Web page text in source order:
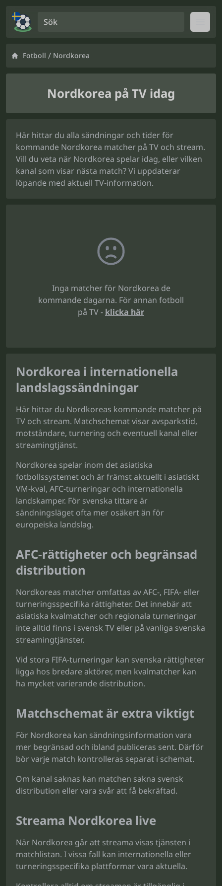
Fotboll / Nordkorea
Nordkorea på TV idag
Här hittar du alla sändningar och tider för
kommande Nordkorea matcher på TV och stream.
Vill du veta när Nordkorea spelar idag, eller vilken
kanal som visar nästa match? Vi uppdaterar
löpande med aktuell TV-information.
Inga matcher för Nordkorea de
kommande dagarna. För annan fotboll
på TV - klicka här
Nordkorea i internationella
landslagssändningar
Här hittar du Nordkoreas kommande matcher på
TV och stream. Matchschemat visar avsparkstid,
motståndare, turnering och eventuell kanal eller
streamingtjänst.
Nordkorea spelar inom det asiatiska
fotbollssystemet och är främst aktuellt i asiatiskt
VM-kval, AFC-turneringar och internationella
landskamper. För svenska tittare är
sändningsläget ofta mer osäkert än för
europeiska landslag.
AFC-rättigheter och begränsad
distribution
Nordkoreas matcher omfattas av AFC-, FIFA- eller
turneringsspecifika rättigheter. Det innebär att
asiatiska kvalmatcher och regionala turneringar
inte alltid finns i svensk TV eller på vanliga svenska
streamingtjänster.
Vid stora FIFA-turneringar kan svenska rättigheter
ligga hos bredare aktörer, men kvalmatcher kan
ha mycket varierande distribution.
Matchschemat är extra viktigt
För Nordkorea kan sändningsinformation vara
mer begränsad och ibland publiceras sent. Därför
bör varje match kontrolleras separat i schemat.
Om kanal saknas kan matchen sakna svensk
distribution eller vara svår att få bekräftad.
Streama Nordkorea live
När Nordkorea går att streama visas tjänsten i
matchlistan. I vissa fall kan internationella eller
turneringsspecifika plattformar vara aktuella.